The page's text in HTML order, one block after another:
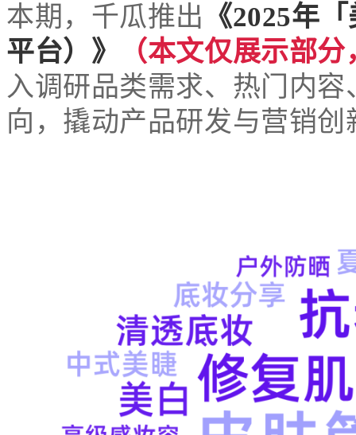
本期，千瓜推出 《2025年
平台）》
（本文仅展示部
入调研品类需求、热门内容
向，撬动产品研发与营销